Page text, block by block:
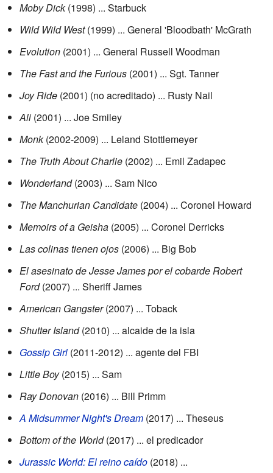
Moby Dick(1998) ... Starbuck
Wild Wild West(1999) ... General 'Bloodbath' McGrath
Evolution (2001) ... General Russell Woodman
The Fast and the Furious (2001) ... Sgt. Tanner
Joy Ride (2001) (no acreditado) ... Rusty Nail
Ali (2001) ... Joe Smiley
Monk(2002-2009) ... Leland Stottlemeyer
The Truth About Charlie (2002) ... Emil Zadapec
Wonderland(2003) ... Sam Nico
The Manchurian Candidate (2004) ... Coronel Howard
Memoirs of a Geisha (2005) ... Coronel Derricks
Las colinas tienen ojos (2006) ... Big Bob
El asesinato de Jesse James por el cobarde Robert
Ford(2007) ... Sheriff James
American Gangster(2007) ... Toback
Shutter Island(2010) ... alcaide de la isla
Gossip Girl (2011-2012) ... agente del FBI
Little Boy(2015) ... Sam
Ray Donovan (2016) ... Bill Primm
A Midsummer Night's Dream (2017) ... Theseus
Bottom of the World(2017) ... el predicador
Jurassic World: El reino caído (2018) ...